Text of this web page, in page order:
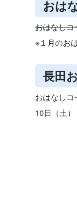
おは
おはなし
※１月のお
長田
おはなし
10日（土